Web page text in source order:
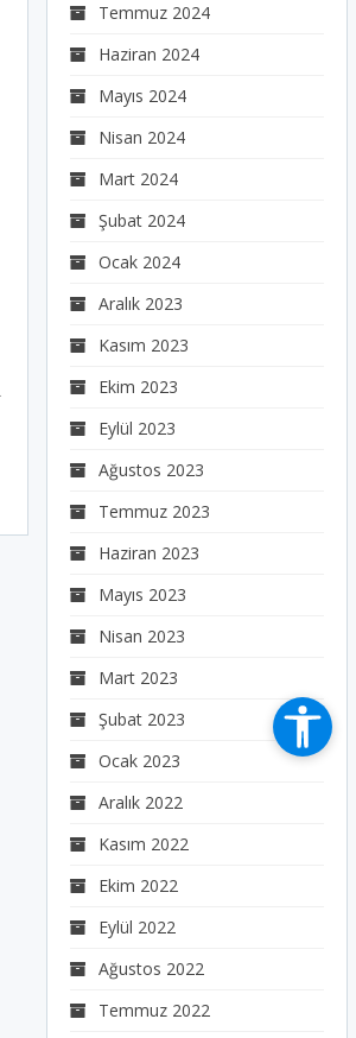
Temmuz 2024
Haziran 2024
Mayıs 2024
Nisan 2024
Mart 2024
Şubat 2024
Ocak 2024
Aralık 2023
Kasım 2023
Ekim 2023
Eylül 2023
Ağustos 2023
Temmuz 2023
Haziran 2023
Mayıs 2023
Nisan 2023
Mart 2023
Şubat 2023
Ocak 2023
Aralık 2022
Kasım 2022
Ekim 2022
Eylül 2022
Ağustos 2022
Temmuz 2022